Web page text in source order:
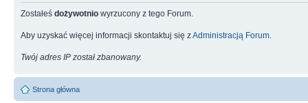
Zostałeś dożywotnio wyrzucony z tego Forum.
Aby uzyskać więcej informacji skontaktuj się zAdministracją Forum
Twój adres IP został zbanowany.
Strona główna